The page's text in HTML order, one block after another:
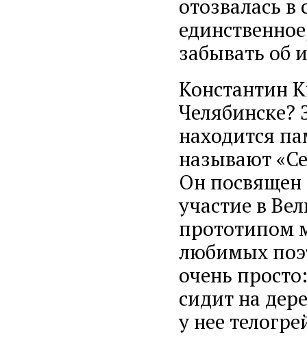
отозвалась
забывать об
Константин
Челябинске?
находится
называют
Он
участие в
прототипом
любимых
очень
сидит на
у нее